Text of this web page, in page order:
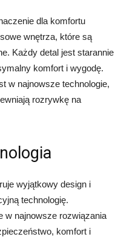
dla komfortu
wnętrza, które są
Każdy detal jest starannie
komfort i wygodę.
w najnowsze technologie,
rozrywkę na
wyjątkowy design i
technologię.
w najnowsze rozwiązania
komfort i